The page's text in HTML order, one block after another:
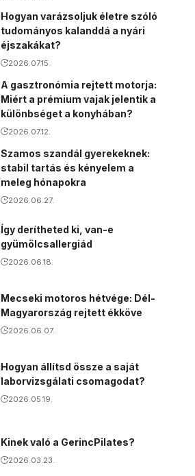
Hogyan varázsoljuk életre szóló
tudományos kalanddá a nyári
éjszakákat?
2026.07.15.
A gasztronómia rejtett motorja:
Miért a prémium vajak jelentik a
különbséget a konyhában?
2026.07.12.
Szamos szandál gyerekeknek:
stabil tartás és kényelem a
meleg hónapokra
2026.06.27.
Így derítheted ki, van-e
gyümölcsallergiád
2026.06.18.
Mecseki motoros hétvége: Dél-
Magyarország rejtett ékköve
2026.06.07.
Hogyan állítsd össze a saját
laborvizsgálati csomagodat?
2026.05.19.
Kinek való a GerincPilates?
2026.03.23.